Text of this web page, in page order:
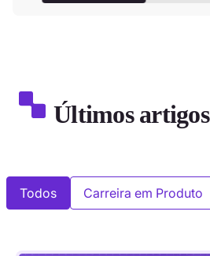
Últimos artigos
Todos Carreira em Produto